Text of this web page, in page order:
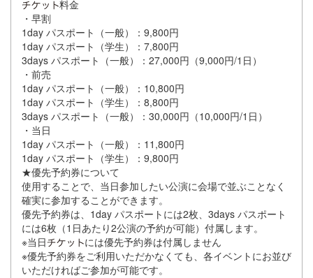
料金
・早割
1day パスポート（一般）：9,800円
1day パスポート（学生）：7,800円
3days パスポート（一般）：27,000円（9,000円/1日）
・前売
1day パスポート（一般）：10,800円
1day パスポート（学生）：8,800円
3days パスポート（一般）：30,000円（10,000円/1日）
・当日
1day パスポート（一般）：11,800円
1day パスポート（学生）：9,800円
★優先予約券について
使用することで、当日参加したい公演に会場で並ぶことなく
確実に参加することができます。
優先予約券は、1day パスポートには2枚、3days パスポート
には6枚（1日あたり2公演の予約が可能）付属します。
※当日
には優先予約券は付属しません
※優先予約券をご利用いただかなくても、各イベントにお並び
いただければご参加が可能です。